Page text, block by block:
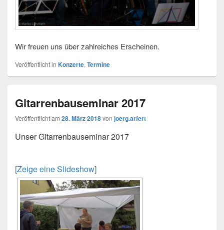
Wir freuen uns über zahlreiches Erscheinen.
Veröffentlicht in Konzerte, Termine
Gitarrenbauseminar 2017
Veröffentlicht am 28. März 2018von joerg.arfert
Unser Gitarrenbauseminar 2017
[Zeige eine Slideshow]